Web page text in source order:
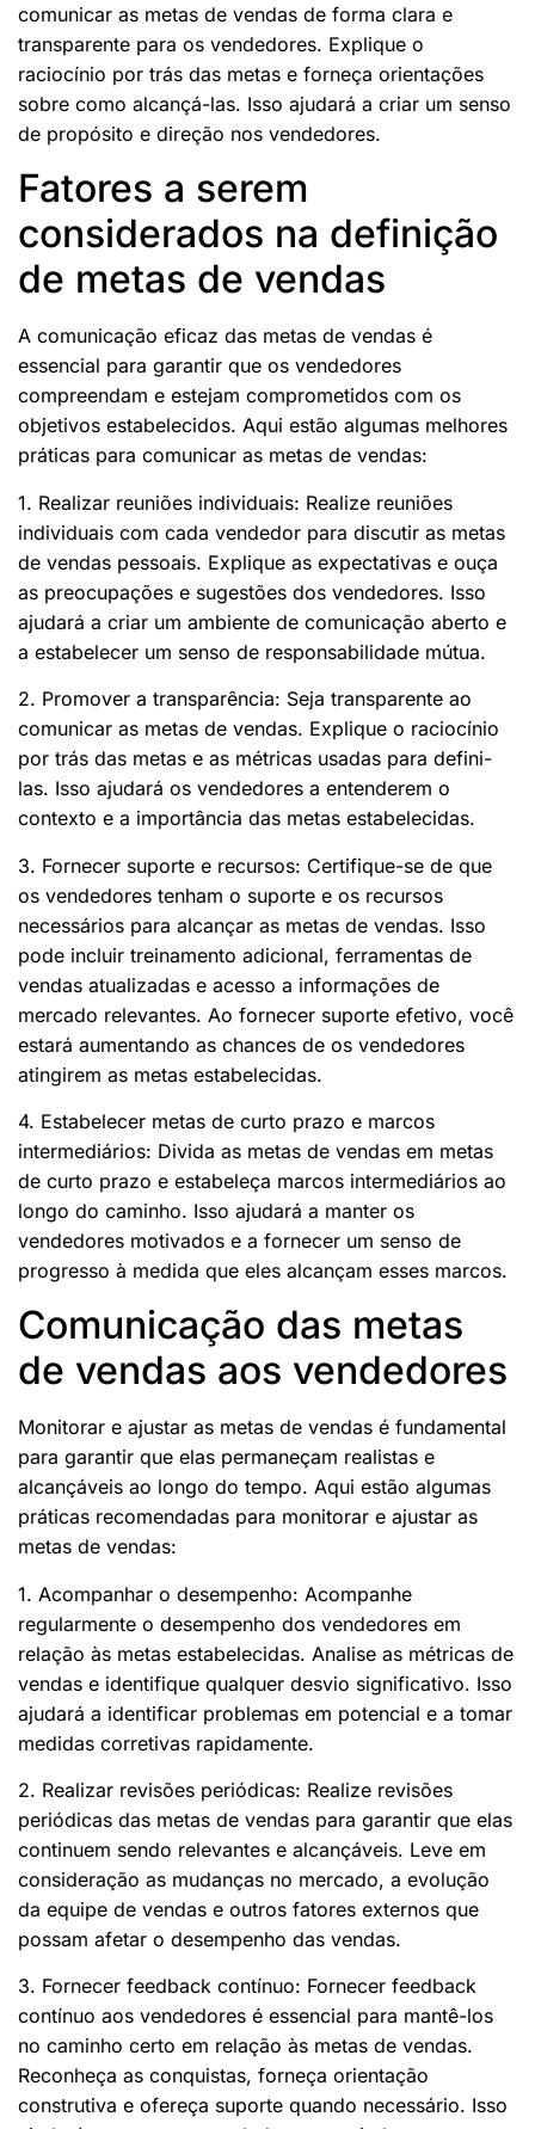
comunicar as metas de vendas de forma clara e
transparente para os vendedores. Explique o
raciocínio por trás das metas e forneça orientações
sobre como alcançá-las. Isso ajudará a criar um senso
de propósito e direção nos vendedores.
Fatores a serem
considerados na definição
de metas de vendas
A comunicação eficaz das metas de vendas é
essencial para garantir que os vendedores
compreendam e estejam comprometidos com os
objetivos estabelecidos. Aqui estão algumas melhores
práticas para comunicar as metas de vendas:
1. Realizar reuniões individuais: Realize reuniões
individuais com cada vendedor para discutir as metas
de vendas pessoais. Explique as expectativas e ouça
as preocupações e sugestões dos vendedores. Isso
ajudará a criar um ambiente de comunicação aberto e
a estabelecer um senso de responsabilidade mútua.
2. Promover a transparência: Seja transparente ao
comunicar as metas de vendas. Explique o raciocínio
por trás das metas e as métricas usadas para defini-
las. Isso ajudará os vendedores a entenderem o
contexto e a importância das metas estabelecidas.
3. Fornecer suporte e recursos: Certifique-se de que
os vendedores tenham o suporte e os recursos
necessários para alcançar as metas de vendas. Isso
pode incluir treinamento adicional, ferramentas de
vendas atualizadas e acesso a informações de
mercado relevantes. Ao fornecer suporte efetivo, você
estará aumentando as chances de os vendedores
atingirem as metas estabelecidas.
4. Estabelecer metas de curto prazo e marcos
intermediários: Divida as metas de vendas em metas
de curto prazo e estabeleça marcos intermediários ao
longo do caminho. Isso ajudará a manter os
vendedores motivados e a fornecer um senso de
progresso à medida que eles alcançam esses marcos.
Comunicação das metas
de vendas aos vendedores
Monitorar e ajustar as metas de vendas é fundamental
para garantir que elas permaneçam realistas e
alcançáveis ao longo do tempo. Aqui estão algumas
práticas recomendadas para monitorar e ajustar as
metas de vendas:
1. Acompanhar o desempenho: Acompanhe
regularmente o desempenho dos vendedores em
relação às metas estabelecidas. Analise as métricas de
vendas e identifique qualquer desvio significativo. Isso
ajudará a identificar problemas em potencial e a tomar
medidas corretivas rapidamente.
2. Realizar revisões periódicas: Realize revisões
periódicas das metas de vendas para garantir que elas
continuem sendo relevantes e alcançáveis. Leve em
consideração as mudanças no mercado, a evolução
da equipe de vendas e outros fatores externos que
possam afetar o desempenho das vendas.
3. Fornecer feedback contínuo: Fornecer feedback
contínuo aos vendedores é essencial para mantê-los
no caminho certo em relação às metas de vendas.
Reconheça as conquistas, forneça orientação
construtiva e ofereça suporte quando necessário. Isso